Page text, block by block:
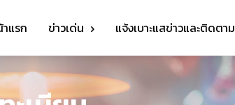
แรก ข่าวเด่น แจ้งเบาะแสข่าวและติดตาม